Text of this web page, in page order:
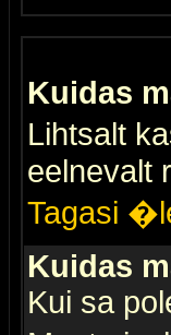
Kuidas
Lihtsalt
eelnevalt
Tagasi
Kuidas
Kui sa